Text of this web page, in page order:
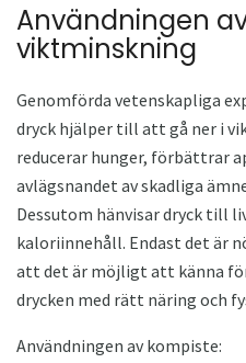
Användningen
viktminskning
Genomförda vetenskapliga
dryck hjälper till att gå ner i
reducerar hunger, förbättrar
avlägsnandet av skadliga
Dessutom hänvisar dryck till
kaloriinnehåll. Endast det är
att det är möjligt att känna
drycken med rätt näring och
Användningen av kompiste: